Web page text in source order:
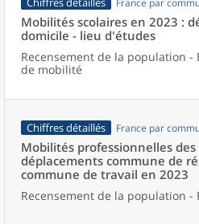
France par
Mobilités scolaires en 2023 :
domicile - lieu d'études
Recensement de la population -
de mobilité
Chiffres détaillés France par
Mobilités professionnelles
déplacements commune de
commune de travail en 2023
Recensement de la population -